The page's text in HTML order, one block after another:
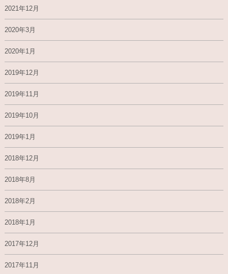
2021年12月
2020年3月
2020年1月
2019年12月
2019年11月
2019年10月
2019年1月
2018年12月
2018年8月
2018年2月
2018年1月
2017年12月
2017年11月